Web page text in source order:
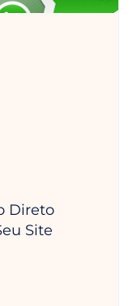
Direto
Site